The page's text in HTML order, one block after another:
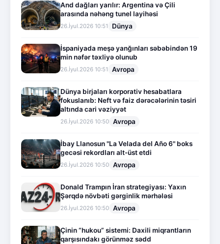
And dağları yarılır: Argentina və Çili
arasında nəhəng tunel layihəsi
26.İyul.2026 10:51 Dünya
İspaniyada meşə yanğınları səbəbindən 19
min nəfər təxliyə olunub
26.İyul.2026 10:51 Avropa
Dünya birjaları korporativ hesabatlara
fokuslanıb: Neft və faiz dərəcələrinin təsiri
altında cari vəziyyət
26.İyul.2026 10:50 Avropa
İbay Llanosun "La Velada del Año 6" boks
gecəsi rekordları alt-üst etdi
26.İyul.2026 10:50 Avropa
Donald Trampın İran strategiyası: Yaxın
Şərqdə növbəti gərginlik mərhələsi
26.İyul.2026 10:50 Avropa
Çinin “hukou” sistemi: Daxili miqrantların
qarşısındakı görünməz sədd